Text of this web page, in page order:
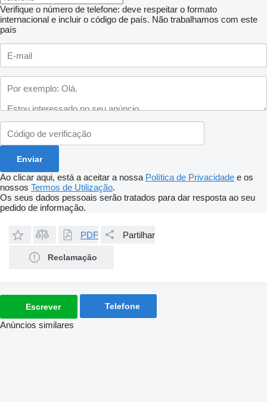
Verifique o número de telefone: deve respeitar o formato
internacional e incluir o código de país. Não trabalhamos com este
país
Ao clicar aqui, está a aceitar a nossa Política de Privacidade e os
nossos Termos de Utilização.
Os seus dados pessoais serão tratados para dar resposta ao seu
pedido de informação.
PDF Partilhar
Reclamação
Escrever Telefone
Anúncios similares